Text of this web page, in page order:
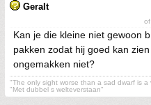
Geralt
of
Kan je die kleine niet gewoon
pakken zodat hij goed kan
ongemakken niet?
"The only sight worse than a sad dwarf is a
"Met dubbel s welteverstaan"